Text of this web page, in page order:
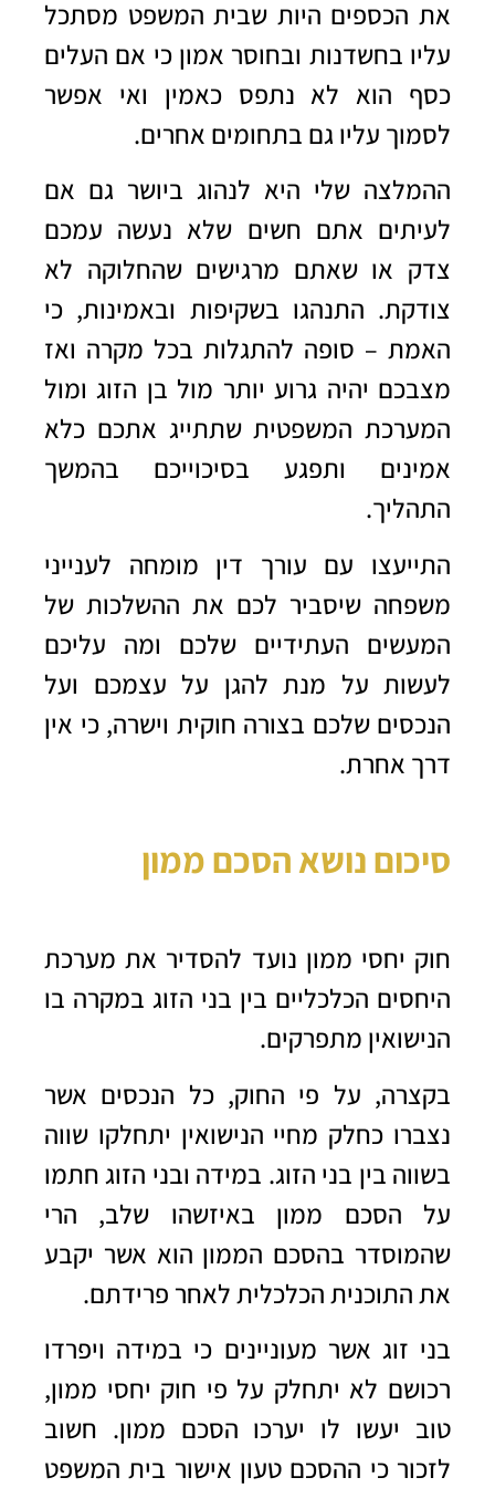
את הכספים היות שבית המשפט מסתכל
עליו בחשדנות ובחוסר אמון כי אם העלים
כסף הוא לא נתפס כאמין ואי אפשר
לסמוך עליו גם בתחומים אחרים.
ההמלצה שלי היא לנהוג ביושר גם אם
לעיתים אתם חשים שלא נעשה עמכם
צדק או שאתם מרגישים שהחלוקה לא
צודקת. התנהגו בשקיפות ובאמינות, כי
האמת – סופה להתגלות בכל מקרה ואז
מצבכם יהיה גרוע יותר מול בן הזוג ומול
המערכת המשפטית שתתייג אתכם כלא
אמינים ותפגע בסיכוייכם בהמשך
התהליך.
התייעצו עם עורך דין מומחה לענייני
משפחה שיסביר לכם את ההשלכות של
המעשים העתידיים שלכם ומה עליכם
לעשות על מנת להגן על עצמכם ועל
הנכסים שלכם בצורה חוקית וישרה, כי אין
דרך אחרת.
סיכום נושא הסכם ממון
חוק יחסי ממון נועד להסדיר את מערכת
היחסים הכלכליים בין בני הזוג במקרה בו
הנישואין מתפרקים.
בקצרה, על פי החוק, כל הנכסים אשר
נצברו כחלק מחיי הנישואין יתחלקו שווה
בשווה בין בני הזוג. במידה ובני הזוג חתמו
על הסכם ממון באיזשהו שלב, הרי
שהמוסדר בהסכם הממון הוא אשר יקבע
את התוכנית הכלכלית לאחר פרידתם.
בני זוג אשר מעוניינים כי במידה ויפרדו
רכושם לא יתחלק על פי חוק יחסי ממון,
טוב יעשו לו יערכו הסכם ממון. חשוב
לזכור כי ההסכם טעון אישור בית המשפט